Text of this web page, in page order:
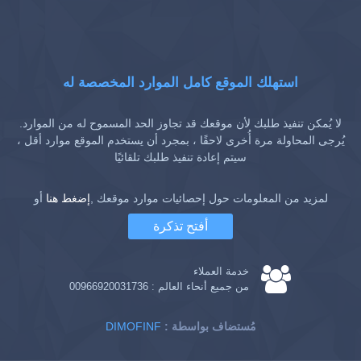
استهلك الموقع كامل الموارد المخصصة له
لا يُمكن تنفيذ طلبك لأن موقعك قد تجاوز الحد المسموح له من الموارد.
يُرجى المحاولة مرة أُخرى لاحقًا ، بمجرد أن يستخدم الموقع موارد أقل ،
سيتم إعادة تنفيذ طلبك تلقائيًا
لمزيد من المعلومات حول إحصائيات موارد موقعك ,إضغط هنا أو
أفتح تذكرة
خدمة العملاء
من جميع أنحاء العالم : 00966920031736
DIMOFINF : مُستضاف بواسطة